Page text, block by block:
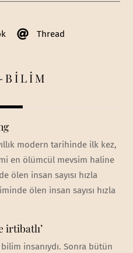
Thread
BİLİM
modern tarihinde ilk kez,
en ölümcül mevsim haline
ölen insan sayısı hızla
ölen insan sayısı hızla
irtibatlı’
insanıydı. Sonra bütün